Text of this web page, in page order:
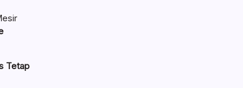
:
Mal
Tetap